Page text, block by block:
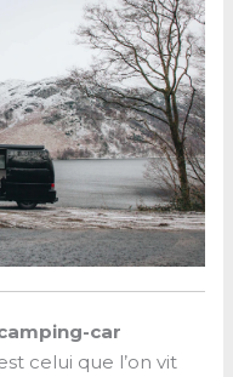
car
celui que l’on vit